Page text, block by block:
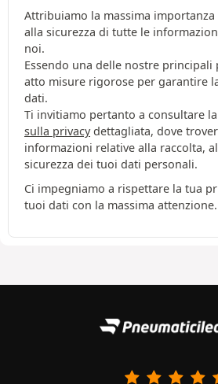
Attribuiamo la massima importanza
alla sicurezza di tutte le
noi.
Essendo una delle nostre
atto misure rigorose per garantire
dati.
Ti invitiamo pertanto a consultare
sulla privacydettagliata, dove
informazioni relative alla raccolta,
sicurezza dei tuoi dati personali.
Ci impegniamo a rispettare la tua
tuoi dati con la massima attenzione.